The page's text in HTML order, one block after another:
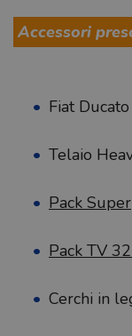
Accessori
Fiat
Telaio
Pack Super
Pack TV
Cerchi in